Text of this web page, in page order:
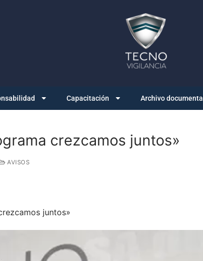
Capacitación Archivo documental
crezcamos juntos»
AVISOS
juntos»